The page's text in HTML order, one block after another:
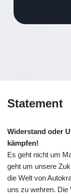
Statement
Widerstand oder
kämpfen!
Es geht nicht um
geht um unsere
die Welt von
uns zu wehren. Die